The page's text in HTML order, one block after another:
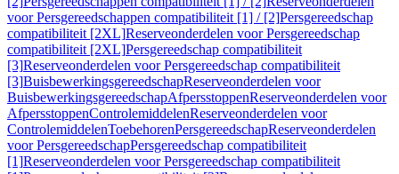
voor Persgereedschappen compatibiliteit [1] / [2]Persgereedschap
compatibiliteit [2XL]Reserveonderdelen voor Persgereedschap
compatibiliteit [2XL]Persgereedschap compatibiliteit
[3]Reserveonderdelen voor Persgereedschap compatibiliteit
[3]BuisbewerkingsgereedschapReserveonderdelen voor
BuisbewerkingsgereedschapAfpersstoppenReserveonderdelen voor
AfpersstoppenControlemiddelenReserveonderdelen voor
ControlemiddelenToebehorenPersgereedschapReserveonderdelen
voor PersgereedschapPersgereedschap compatibiliteit
[1]Reserveonderdelen voor Persgereedschap compatibiliteit